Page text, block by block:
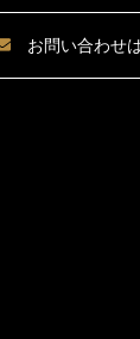
お問い合わせ